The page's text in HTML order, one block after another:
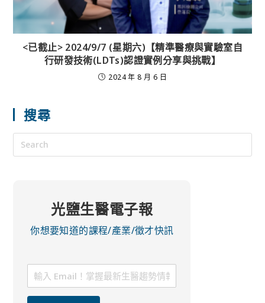
<已截止> 2024/9/7 (星期六)【精準醫療與實驗室自
行研發技術(LDTs)認證實例分享與挑戰】
2024 年 8 月 6 日
搜尋
光鹽生醫電子報
你想要知道的課程/產業/徵才快訊